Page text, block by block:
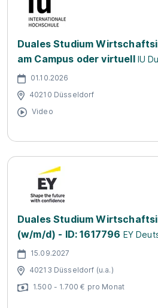
Duales Studium
am Campus oder virtuell IU
01.10.2026
40210 Düsseldorf
Video
Duales Studium
(w/m/d) - ID: 1617796 EY
15.09.2027
40213 Düsseldorf (u.a.)
1.500 - 1.700 € pro Monat